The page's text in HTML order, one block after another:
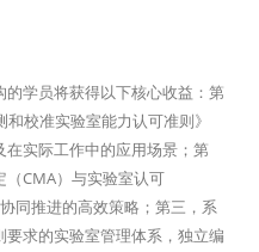
学员将获得以下核心收益：第
校准实验室能力认可准则》
实际工作中的应用场景；第
CMA）与实验室认可
同推进的高效策略；第三，系
求的实验室管理体系，独立编